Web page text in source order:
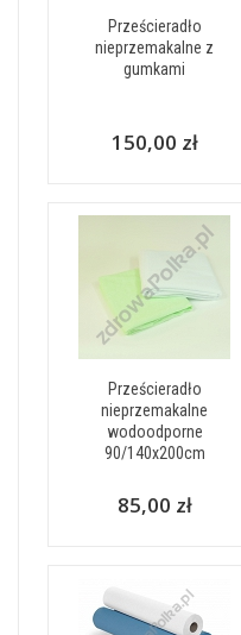
Prześcieradło
nieprzemakalne z
gumkami
150,00 zł
Prześcieradło
nieprzemakalne
wodoodporne
90/140x200cm
85,00 zł